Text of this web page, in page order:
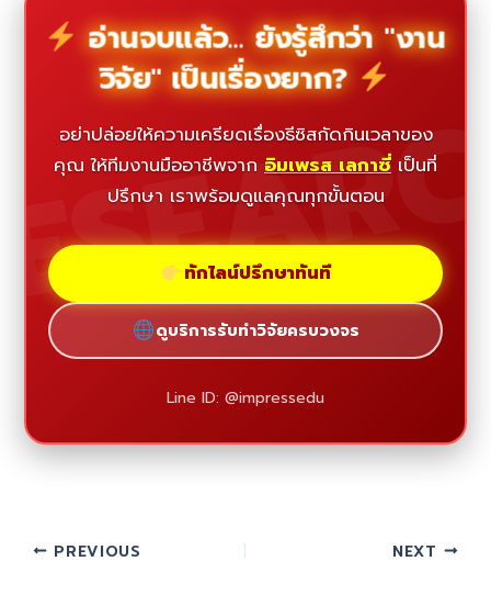
อ่านจบแล้ว... ยังรู้สึกว่า "งาน
วิจัย" เป็นเรื่องยาก?
อย่าปล่อยให้ความเครียดเรื่องธีซิสกัดกินเวลาของ
คุณ ให้ทีมงานมืออาชีพจาก อิมเพรส เลกาซี่ เป็นที่
ปรึกษา เราพร้อมดูแลคุณทุกขั้นตอน
ทักไลน์ปรึกษาทันที
ดูบริการรับทำวิจัยครบวงจร
Line ID: @impressedu
PREVIOUS NEXT